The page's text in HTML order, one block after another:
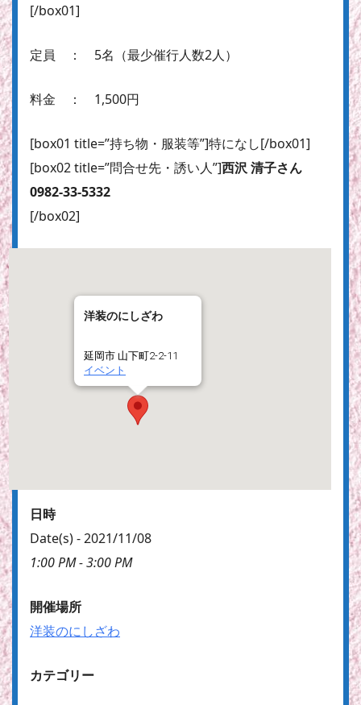
[/box01]
定員 ： 5名（最少催行人数2人）
料金 ： 1,500円
[box01 title=”持ち物・服装等”]特になし[/box01]
[box02 title=”問合せ先・誘い人”]西沢 清子さん
0982-33-5332
[/box02]
洋装のにしざわ
延岡市 山下町2-2-11
イベント
日時
Date(s) - 2021/11/08
1:00 PM - 3:00 PM
開催場所
洋装のにしざわ
カテゴリー